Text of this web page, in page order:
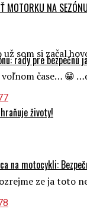
MOTORKU NA SEZÓNU
rady pre bezpečnú
životy!
na motocykli:
som si začal
čase… 😁
ze ja toto